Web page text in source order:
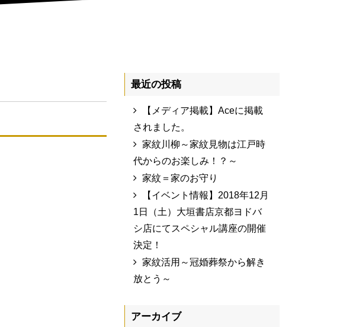
最近の投稿
【メディア掲載】Aceに掲載
されました。
家紋川柳～家紋見物は江戸時
代からのお楽しみ！？～
家紋＝家のお守り
【イベント情報】2018年12月
1日（土）大垣書店京都ヨドバ
シ店にてスペシャル講座の開催
決定！
家紋活用～冠婚葬祭から解き
放とう～
アーカイブ